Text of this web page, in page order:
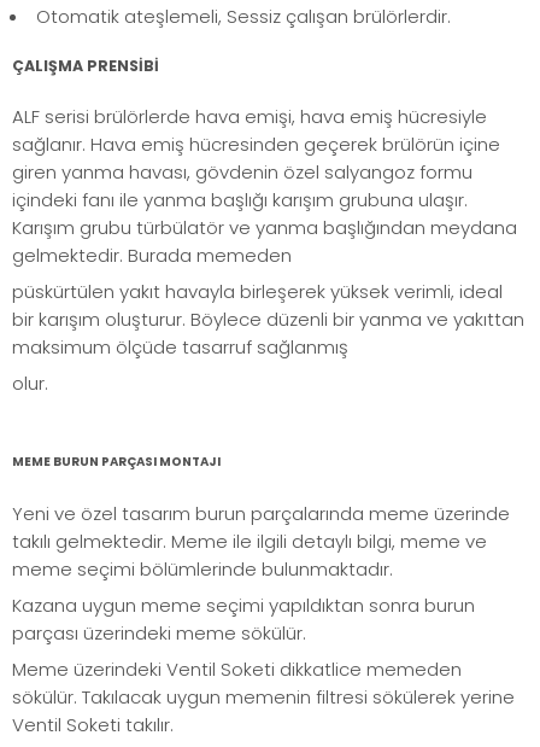
Otomatik ateşlemeli, Sessiz çalışan brülörlerdir.
ÇALIŞMA PRENSİBİ
ALF serisi brülörlerde hava emişi, hava emiş hücresiyle
sağlanır. Hava emiş hücresinden geçerek brülörün içine
giren yanma havası, gövdenin özel salyangoz formu
içindeki fanı ile yanma başlığı karışım grubuna ulaşır.
Karışım grubu türbülatör ve yanma başlığından meydana
gelmektedir. Burada memeden
püskürtülen yakıt havayla birleşerek yüksek verimli, ideal
bir karışım oluşturur. Böylece düzenli bir yanma ve yakıttan
maksimum ölçüde tasarruf sağlanmış
olur.
MEME BURUN PARÇASI MONTAJI
Yeni ve özel tasarım burun parçalarında meme üzerinde
takılı gelmektedir. Meme ile ilgili detaylı bilgi, meme ve
meme seçimi bölümlerinde bulunmaktadır.
Kazana uygun meme seçimi yapıldıktan sonra burun
parçası üzerindeki meme sökülür.
Meme üzerindeki Ventil Soketi dikkatlice memeden
sökülür. Takılacak uygun memenin filtresi sökülerek yerine
Ventil Soketi takılır.